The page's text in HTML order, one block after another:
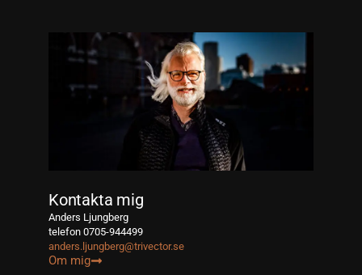
Kontakta mig
Anders Ljungberg
telefon 0705-944499
anders.ljungberg@trivector.se
Om mig